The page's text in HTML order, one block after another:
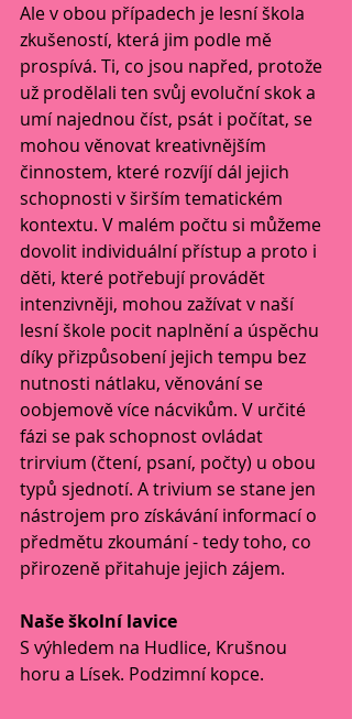
Ale v obou případech je lesní škola
zkušeností, která jim podle mě
prospívá. Ti, co jsou napřed, protože
už prodělali ten svůj evoluční skok a
umí najednou číst, psát i počítat, se
mohou věnovat kreativnějším
činnostem, které rozvíjí dál jejich
schopnosti v širším tematickém
kontextu. V malém počtu si můžeme
dovolit individuální přístup a proto i
děti, které potřebují provádět
intenzivněji, mohou zažívat v naší
lesní škole pocit naplnění a úspěchu
díky přizpůsobení jejich tempu bez
nutnosti nátlaku, věnování se
oobjemově více nácvikům. V určité
fázi se pak schopnost ovládat
trirvium (čtení, psaní, počty) u obou
typů sjednotí. A trivium se stane jen
nástrojem pro získávání informací o
předmětu zkoumání - tedy toho, co
přirozeně přitahuje jejich zájem.
Naše školní lavice
S výhledem na Hudlice, Krušnou
horu a Lísek. Podzimní kopce.